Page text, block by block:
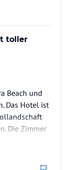
toller
Beach und
Das Hotel ist
Die Zimmer